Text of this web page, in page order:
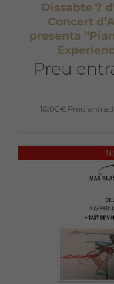
Dissabte 7
Concert
presenta
Preu
16,00€ Preu